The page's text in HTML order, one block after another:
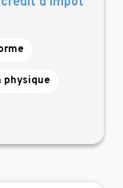
physique